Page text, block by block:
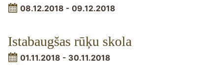
08.12.2018 - 09.12.2018
Istabaugšas rūķu skola
01.11.2018 - 30.11.2018